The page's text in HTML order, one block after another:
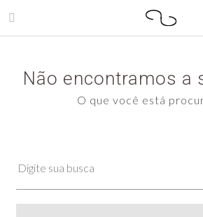
Não encontramos a
O que você está